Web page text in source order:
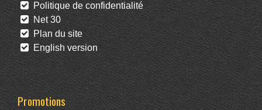
Politique de confidentialité
Net 30
Plan du site
English version
Promotions